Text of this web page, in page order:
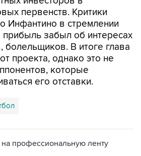
первенств. Критики
Инфантино в стремлении
прибыль забыл об интересах
болельщиков. В итоге глава
проекта, однако это не
которые
его отставки.
на профессиональную ленту